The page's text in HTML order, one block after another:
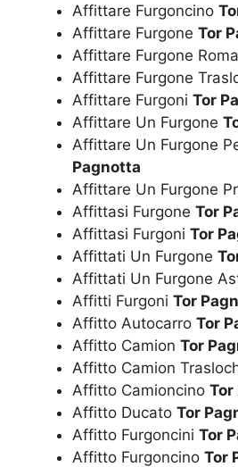
Affittare Furgoncino
Affittare Furgone Tor
Affittare Furgone Roma
Affittare Furgone
Affittare Furgoni Tor
Affittare Un Furgone
Affittare Un Furgone
Pagnotta
Affittare Un Furgone
Affittasi Furgone Tor
Affittasi Furgoni Tor
Affittati Un Furgone
Affittati Un Furgone
Affitti Furgoni Tor
Affitto Autocarro Tor
Affitto Camion Tor
Affitto Camion
Affitto Camioncino Tor
Affitto Ducato Tor
Affitto Furgoncini Tor
Affitto Furgoncino Tor